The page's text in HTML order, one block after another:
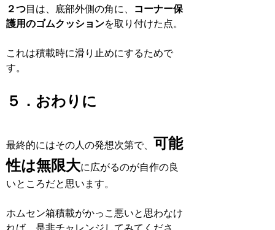
２つ目は、底部外側の角に、
コーナー保
護用のゴムクッションを取り付けた点。
これは積載時に滑り止めにするためで
す。
５．おわりに
最終的にはその人の発想次第で、 可能
性は無限大に広がるのが自作の良
いところだと思います。
ホムセン箱積載がかっこ悪いと思わなけ
れば、是非チャレンジしてみてくださ